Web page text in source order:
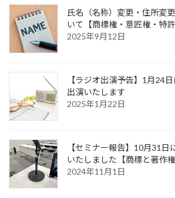
氏名（名称）変更・住所変
いて【商標権・意匠権・特許
2025年9月12日
【ラジオ出演予告】1月24
出演いたします
2025年1月22日
【セミナー報告】10月31
いたしました【商標と著作権
2024年11月1日